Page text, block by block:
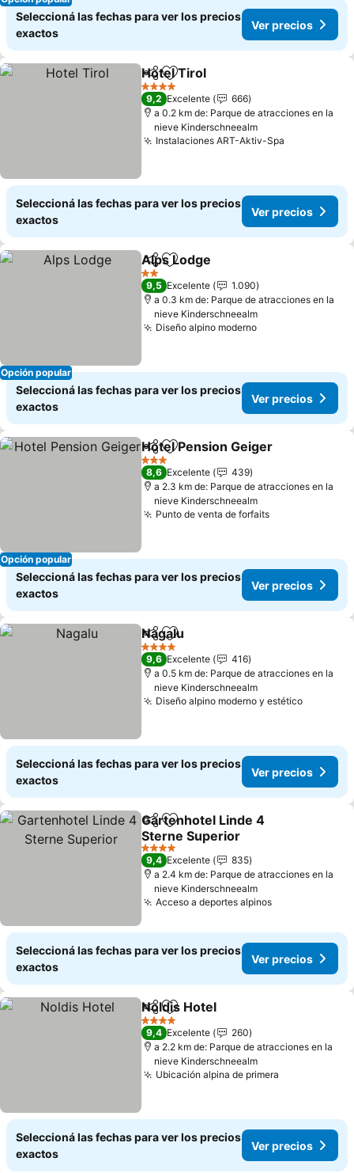
Seleccioná las fechas para ver los precios
exactos
Ver precios
CompartirAñadir a favoritos
Hotel Tirol
4 Estrellas
9,2 Excelente
666
a 0.2 km de: Parque de atracciones en la
nieve Kinderschneealm
Instalaciones ART-Aktiv-Spa
Seleccioná las fechas para ver los precios
exactos
Ver precios
Opción popular
CompartirAñadir a favoritos
Alps Lodge
2 Estrellas
9,5 Excelente
1.090
a 0.3 km de: Parque de atracciones en la
nieve Kinderschneealm
Diseño alpino moderno
Seleccioná las fechas para ver los precios
exactos
Ver precios
Opción popular
CompartirAñadir a favoritos
Hotel Pension Geiger
3 Estrellas
8,6 Excelente
439
a 2.3 km de: Parque de atracciones en la
nieve Kinderschneealm
Punto de venta de forfaits
Seleccioná las fechas para ver los precios
exactos
Ver precios
CompartirAñadir a favoritos
Nagalu
4 Estrellas
9,6 Excelente
416
a 0.5 km de: Parque de atracciones en la
nieve Kinderschneealm
Diseño alpino moderno y estético
Seleccioná las fechas para ver los precios
exactos
Ver precios
CompartirAñadir a favoritos
Gartenhotel Linde 4
Sterne Superior
4 Estrellas
9,4 Excelente
835
a 2.4 km de: Parque de atracciones en la
nieve Kinderschneealm
Acceso a deportes alpinos
Seleccioná las fechas para ver los precios
exactos
Ver precios
CompartirAñadir a favoritos
Noldis Hotel
4 Estrellas
9,4 Excelente
260
a 2.2 km de: Parque de atracciones en la
nieve Kinderschneealm
Ubicación alpina de primera
Seleccioná las fechas para ver los precios
exactos
Ver precios